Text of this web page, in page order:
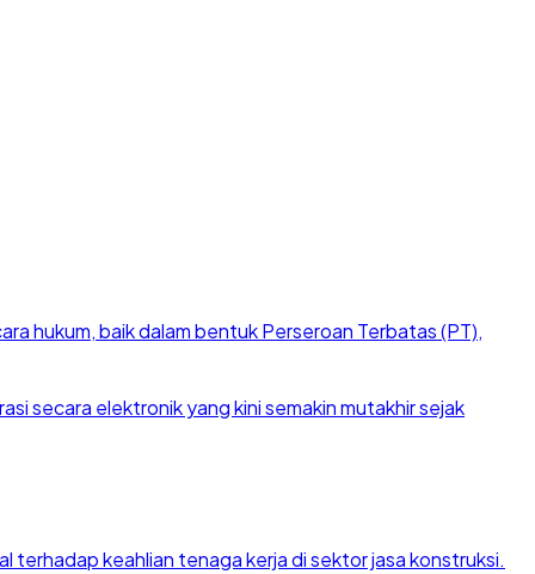
hukum, baik dalam bentuk Perseroan Terbatas (PT),
secara elektronik yang kini semakin mutakhir sejak
keahlian tenaga kerja di sektor jasa konstruksi.